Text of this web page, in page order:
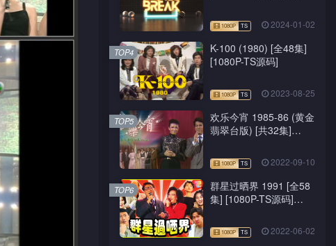
2024-01-02
K-100 (1980) [全48集]
[1080P-TS源码]
2023-08-25
TOP4
欢乐今宵 1985-86 (黄金
翡翠台版) [共32集]
2022-09-10
TOP5
群星过晒界 1991 [全58
集] [1080P-TS源码]
2022-06-02
TOP6